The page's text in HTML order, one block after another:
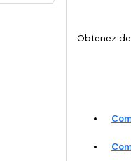
Obtenez